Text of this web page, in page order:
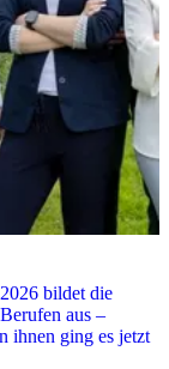
bildet die
aus –
ihnen ging es jetzt